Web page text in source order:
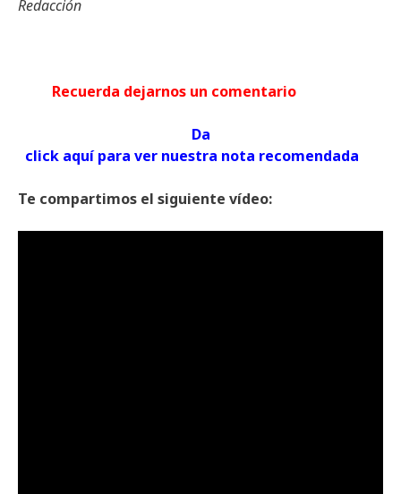
Redacción
Recuerda dejarnos un comentario
Da
click aquí para ver nuestra nota recomendada
Te compartimos el siguiente vídeo: